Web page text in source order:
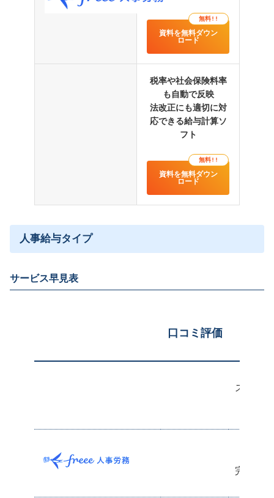
無料!!
資料を無料ダウン
ロード
税率や社会保険料率
も自動で反映
法改正にも適切に対
応できる給与計算ソ
フト
無料!!
資料を無料ダウン
ロード
人事給与タイプ
サービス早見表
口コミ評価
スマホ
完結査